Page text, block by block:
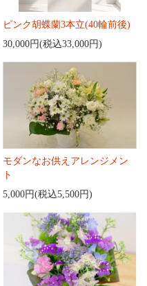
ピンク胡蝶蘭3本立(40輪前後)
30,000円(税込33,000円)
モダンなお供えアレンジメン
ト
5,000円(税込5,500円)